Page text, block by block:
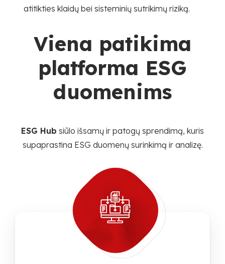
atitikties klaidų bei sisteminių sutrikimų riziką.
Viena patikima
platforma ESG
duomenims
ESG Hub siūlo išsamų ir patogų sprendimą, kuris
supaprastina ESG duomenų surinkimą ir analizę.